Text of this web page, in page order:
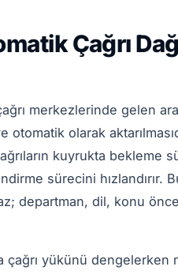
Çağrı
merkezlerinde gelen
olarak
kuyrukta
sürecini hızlandırır.
departman, dil, konu
çağrı yükünü dengelerken